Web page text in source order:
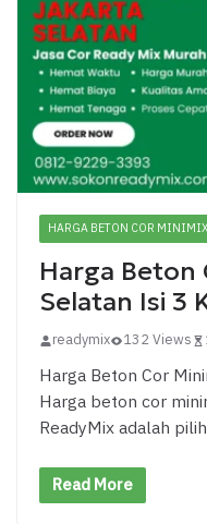
HARGA BETON COR MINIMIX
Harga Beton
Selatan Isi 3
readymix 132 Views
Harga Beton Cor
Harga beton cor
ReadyMix adalah
Read More